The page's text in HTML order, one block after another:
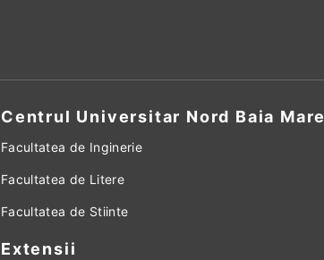
Centrul Universitar Nord Baia Mare
Facultatea de Inginerie
Facultatea de Litere
Facultatea de Stiinte
Extensii